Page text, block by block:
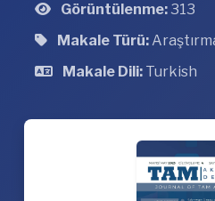
Görüntülenme:313
Makale Türü:
Makale Dili: Turkish